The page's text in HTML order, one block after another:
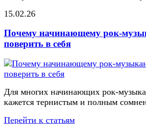
15.02.26
Почему начинающему рок-
поверить в себя
Для многих начинающих рок-
кажется тернистым и полным
Перейти к статьям